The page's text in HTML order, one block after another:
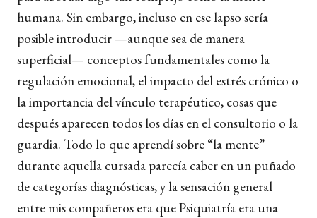
humana. Sin embargo, incluso en ese lapso sería
posible introducir —aunque sea de manera
superficial— conceptos fundamentales como la
regulación emocional, el impacto del estrés crónico o
la importancia del vínculo terapéutico, cosas que
después aparecen todos los días en el consultorio o la
guardia. Todo lo que aprendí sobre “la mente”
durante aquella cursada parecía caber en un puñado
de categorías diagnósticas, y la sensación general
entre mis compañeros era que Psiquiatría era una